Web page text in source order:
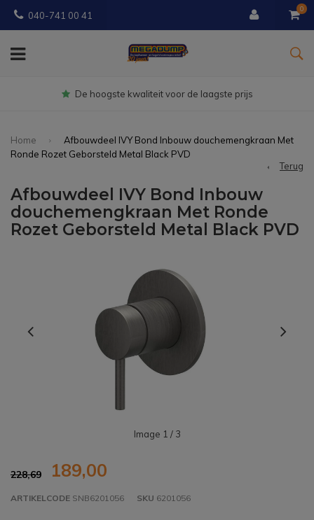
040-741 00 41
0
Gratisbezorgd vanaf € 150
Home
Afbouwdeel IVY Bond Inbouw douchemengkraan Met
Ronde Rozet Geborsteld Metal Black PVD
Terug
Afbouwdeel IVY Bond Inbouw
douchemengkraan Met Ronde
Rozet Geborsteld Metal Black PVD
Image 1 / 3
228,69 189,00
ARTIKELCODE SNB6201056 SKU 6201056